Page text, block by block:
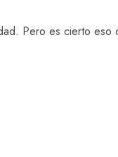
Pero es cierto